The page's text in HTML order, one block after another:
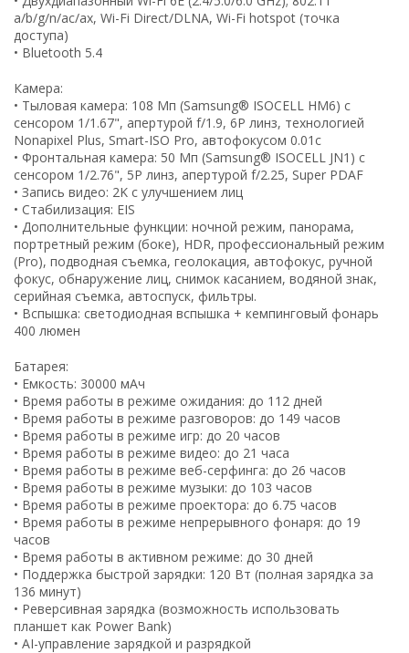
a/b/g/n/ac/ax, Wi-Fi Direct/DLNA, Wi-Fi hotspot (точка
доступа)
• Bluetooth 5.4
Камера:
• Тыловая камера: 108 Мп (Samsung® ISOCELL HM6) с
сенсором 1/1.67", апертурой f/1.9, 6P линз, технологией
Nonapixel Plus, Smart-ISO Pro, автофокусом 0.01с
• Фронтальная камера: 50 Мп (Samsung® ISOCELL JN1) с
сенсором 1/2.76", 5P линз, апертурой f/2.25, Super PDAF
• Запись видео: 2K с улучшением лиц
• Стабилизация: EIS
• Дополнительные функции: ночной режим, панорама,
портретный режим (боке), HDR, профессиональный режим
(Pro), подводная съемка, геолокация, автофокус, ручной
фокус, обнаружение лиц, снимок касанием, водяной знак,
серийная съемка, автоспуск, фильтры.
• Вспышка: светодиодная вспышка + кемпинговый фонарь
400 люмен
Батарея:
• Емкость: 30000 мАч
• Время работы в режиме ожидания: до 112 дней
• Время работы в режиме разговоров: до 149 часов
• Время работы в режиме игр: до 20 часов
• Время работы в режиме видео: до 21 часа
• Время работы в режиме веб-серфинга: до 26 часов
• Время работы в режиме музыки: до 103 часов
• Время работы в режиме проектора: до 6.75 часов
• Время работы в режиме непрерывного фонаря: до 19
часов
• Время работы в активном режиме: до 30 дней
• Поддержка быстрой зарядки: 120 Вт (полная зарядка за
136 минут)
• Реверсивная зарядка (возможность использовать
планшет как Power Bank)
• AI-управление зарядкой и разрядкой